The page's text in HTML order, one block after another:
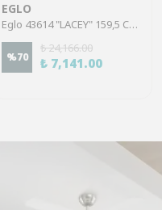
EGLO
Eglo 43614 "LACEY" 159,5 Cm Yüksekliğinde Çelik, Ahşap Köşe Lambası Lambader
%70
₺ 24,166.00
₺ 7,141.00